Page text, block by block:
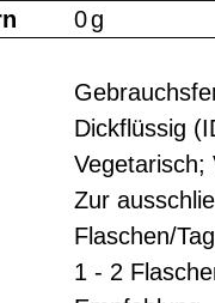
0 g
Dickflüssig
Vegetarisch;
Zur
Flaschen/
1 - 2